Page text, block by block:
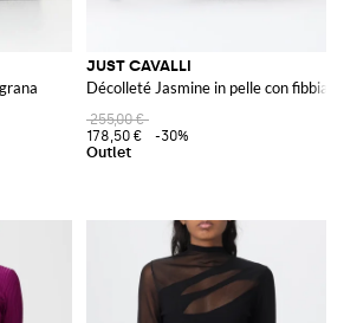
JUST CAVALLI
Décolleté Jasmine in pelle con fibbia
255,00 €
178,50 €
-30%